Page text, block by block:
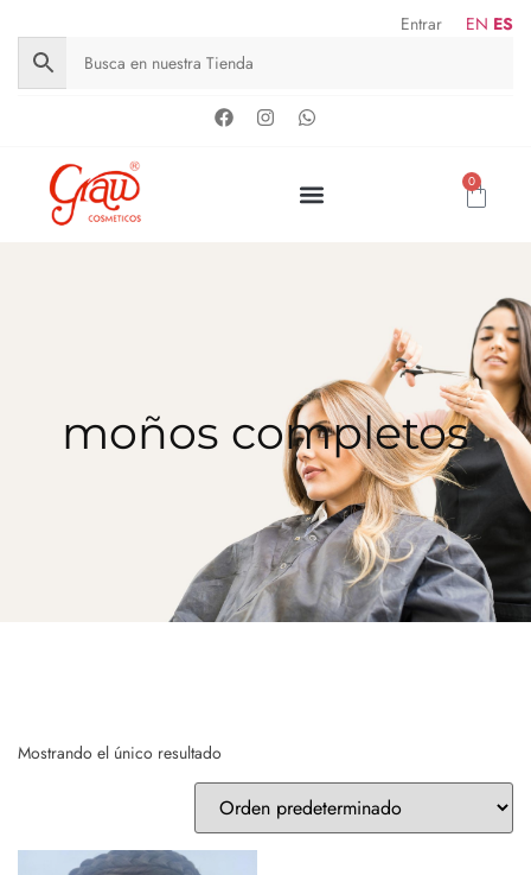
Entrar EN ES
0
moños completos
Mostrando el único resultado